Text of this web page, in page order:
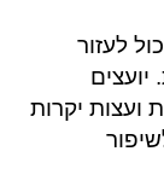
לעזור
ועצות יקרות